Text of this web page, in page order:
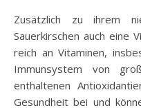
Zusätzlich zu ihrem
Sauerkirschen auch eine
reich an Vitaminen,
Immunsystem von
enthaltenen
Gesundheit bei und